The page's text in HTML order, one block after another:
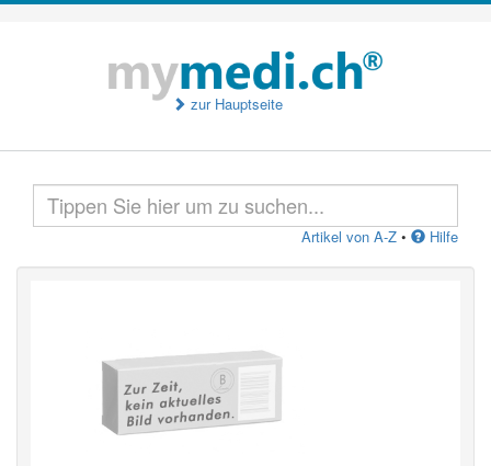
zur Hauptseite
Artikel von A-Z • Hilfe